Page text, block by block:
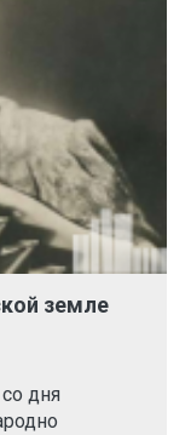
земле
дня